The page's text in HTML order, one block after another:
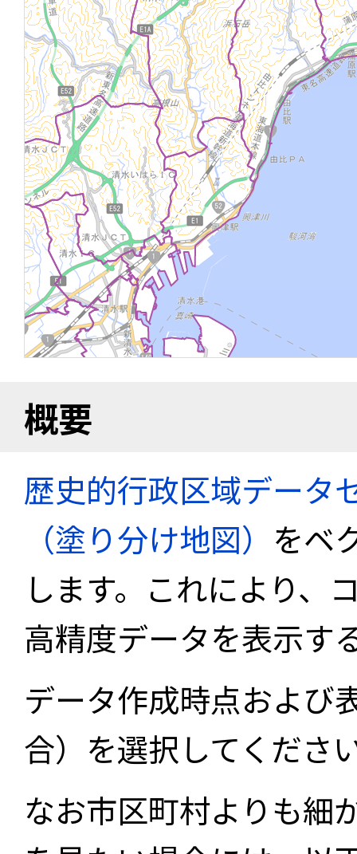
概要
歴史的行政区域データ
（塗り分け地図） をベ
します。これにより、
高精度データを表示す
データ作成時点および
合）を選択してくださ
なお市区町村よりも細